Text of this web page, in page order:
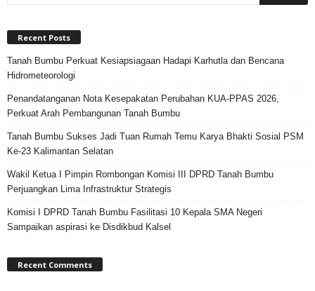
Recent Posts
Tanah Bumbu Perkuat Kesiapsiagaan Hadapi Karhutla dan Bencana
Hidrometeorologi
Penandatanganan Nota Kesepakatan Perubahan KUA-PPAS 2026,
Perkuat Arah Pembangunan Tanah Bumbu
Tanah Bumbu Sukses Jadi Tuan Rumah Temu Karya Bhakti Sosial PSM
Ke-23 Kalimantan Selatan
Wakil Ketua I Pimpin Rombongan Komisi III DPRD Tanah Bumbu
Perjuangkan Lima Infrastruktur Strategis
Komisi I DPRD Tanah Bumbu Fasilitasi 10 Kepala SMA Negeri
Sampaikan aspirasi ke Disdikbud Kalsel
Recent Comments